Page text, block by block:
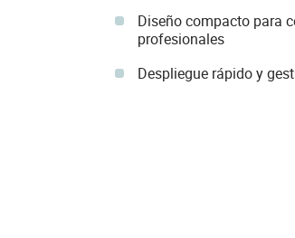
Diseño compacto para
profesionales
Despliegue rápido y